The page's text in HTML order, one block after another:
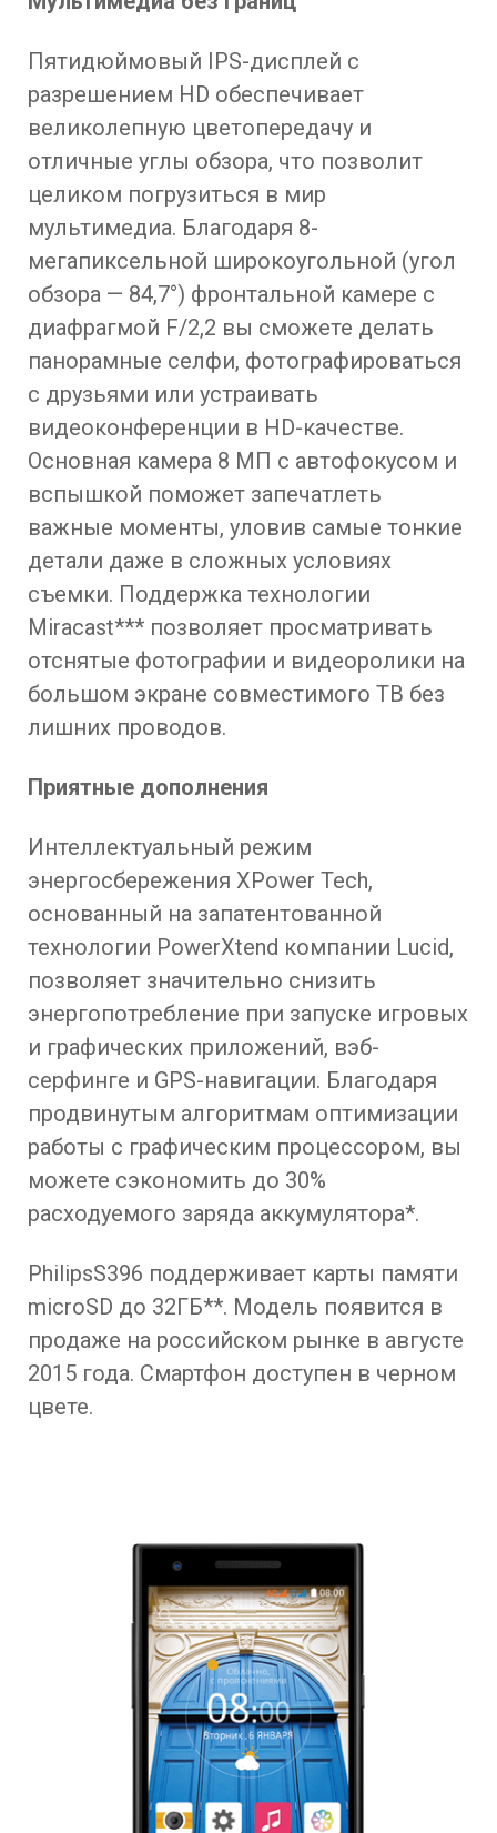
Пятидюймовый IPS-дисплей с
разрешением HD обеспечивает
великолепную цветопередачу и
отличные углы обзора, что позволит
целиком погрузиться в мир
мультимедиа. Благодаря 8-
мегапиксельной широкоугольной (угол
обзора — 84,7°) фронтальной камере с
диафрагмой F/2,2 вы сможете делать
панорамные селфи, фотографироваться
с друзьями или устраивать
видеоконференции в HD-качестве.
Основная камера 8 МП с автофокусом и
вспышкой поможет запечатлеть
важные моменты, уловив самые тонкие
детали даже в сложных условиях
съемки. Поддержка технологии
Miracast*** позволяет просматривать
отснятые фотографии и видеоролики на
большом экране совместимого ТВ без
лишних проводов.
Приятные дополнения
Интеллектуальный режим
энергосбережения XPower Tech,
основанный на запатентованной
технологии PowerXtend компании Lucid,
позволяет значительно снизить
энергопотребление при запуске игровых
и графических приложений, вэб-
серфинге и GPS-навигации. Благодаря
продвинутым алгоритмам оптимизации
работы с графическим процессором, вы
можете сэкономить до 30%
расходуемого заряда аккумулятора*.
PhilipsS396 поддерживает карты памяти
microSD до 32ГБ**. Модель появится в
продаже на российском рынке в августе
2015 года. Смартфон доступен в черном
цвете.